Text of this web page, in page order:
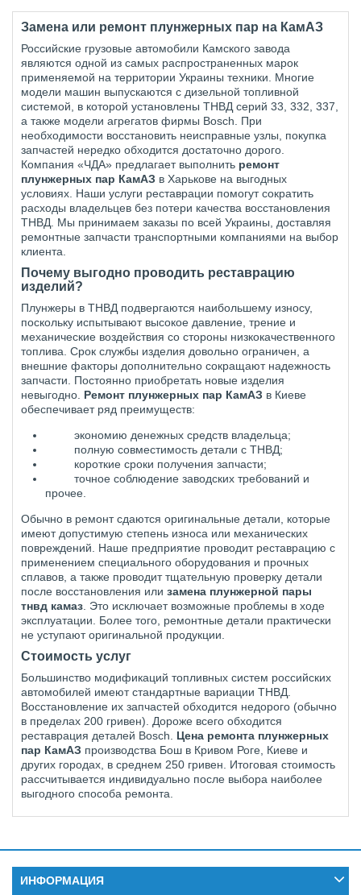
Замена или ремонт плунжерных пар на КамАЗ
Российские грузовые автомобили Камского завода
являются одной из самых распространенных марок
применяемой на территории Украины техники. Многие
модели машин выпускаются с дизельной топливной
системой, в которой установлены ТНВД серий 33, 332, 337,
а также модели агрегатов фирмы Bosch . При
необходимости восстановить неисправные узлы, покупка
запчастей нередко обходится достаточно дорого.
Компания «ЧДА» предлагает выполнить ремонт
плунжерных пар КамАЗ в Харькове на выгодных
условиях. Наши услуги реставрации помогут сократить
расходы владельцев без потери качества восстановления
ТНВД. Мы принимаем заказы по всей Украины, доставляя
ремонтные запчасти транспортными компаниями на выбор
клиента.
Почему выгодно проводить реставрацию
изделий?
Плунжеры в ТНВД подвергаются наибольшему износу,
поскольку испытывают высокое давление, трение и
механические воздействия со стороны низкокачественного
топлива. Срок службы изделия довольно ограничен, а
внешние факторы дополнительно сокращают надежность
запчасти. Постоянно приобретать новые изделия
невыгодно. Ремонт плунжерных пар КамАЗ в Киеве
обеспечивает ряд преимуществ:
экономию денежных средств владельца;
полную совместимость детали с ТНВД;
короткие сроки получения запчасти;
точное соблюдение заводских требований и
прочее.
Обычно в ремонт сдаются оригинальные детали, которые
имеют допустимую степень износа или механических
повреждений. Наше предприятие проводит реставрацию с
применением специального оборудования и прочных
сплавов, а также проводит тщательную проверку детали
после восстановления или замена плунжерной пары
тнвд камаз . Это исключает возможные проблемы в ходе
эксплуатации. Более того, ремонтные детали практически
не уступают оригинальной продукции.
Стоимость услуг
Большинство модификаций топливных систем российских
автомобилей имеют стандартные вариации ТНВД.
Восстановление их запчастей обходится недорого (обычно
в пределах 200 гривен). Дороже всего обходится
реставрация деталей Bosch
Цена ремонта плунжерных
пар КамАЗ производства Бош в Кривом Роге, Киеве и
других городах, в среднем 250 гривен. Итоговая стоимость
рассчитывается индивидуально после выбора наиболее
выгодного способа ремонта.
ИНФОРМАЦИЯ